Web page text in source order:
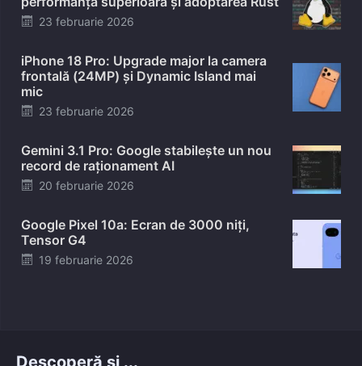
Posted
23 februarie 2026
iPhone 18 Pro: Upgrade major la camera
frontală (24MP) și Dynamic Island mai
mic
Posted
23 februarie 2026
Gemini 3.1 Pro: Google stabilește un nou
record de raționament AI
Posted
20 februarie 2026
Google Pixel 10a: Ecran de 3000 niți,
Tensor G4
Posted
19 februarie 2026
Descoperă și ...